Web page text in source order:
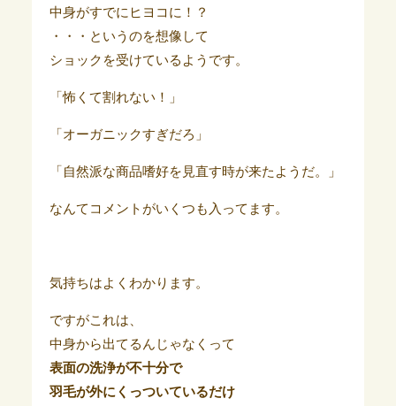
中身がすでにヒヨコに！？
・・・というのを想像して
ショックを受けているようです。
「怖くて割れない！」
「オーガニックすぎだろ」
「自然派な商品嗜好を見直す時が来たようだ。」
なんてコメントがいくつも入ってます。
気持ちはよくわかります。
ですがこれは、
中身から出てるんじゃなくって
表面の洗浄が不十分で
羽毛が外にくっついているだけ